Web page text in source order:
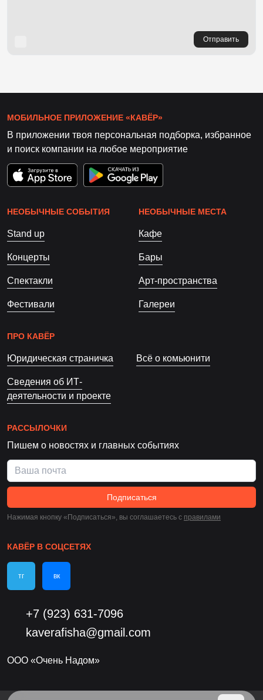
Отправить
МОБИЛЬНОЕ ПРИЛОЖЕНИЕ «КАВЁР»
В приложении твоя персональная подборка, избранное
и поиск компании на любое мероприятие
НЕОБЫЧНЫЕ СОБЫТИЯ
Stand up
Концерты
Спектакли
Фестивали
НЕОБЫЧНЫЕ МЕСТА
Кафе
Бары
Арт-пространства
Галереи
ПРО КАВЁР
Юридическая страничка Всё о комьюнити
Сведения об ИТ-
деятельности и проекте
РАССЫЛОЧКИ
Пишем о новостях и главных событиях
Подписаться
Нажимая кнопку «Подписаться», вы соглашаетесь c правилами
КАВЁР В СОЦСЕТЯХ
тг вк
+7 (923) 631-7096
kaverafisha@gmail.com
ООО «Очень Надом»